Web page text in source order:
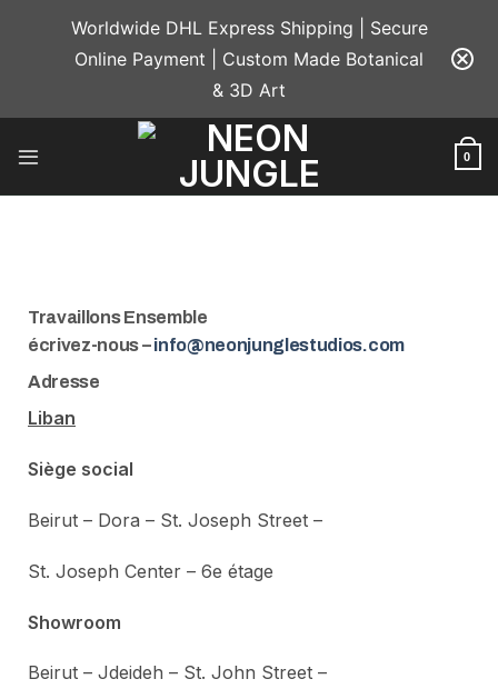
Worldwide DHL Express Shipping | Secure
Online Payment | Custom Made Botanical
& 3D Art
0
Travaillons Ensemble
écrivez-nous –info@neonjunglestudios.com
Adresse
Liban
Siège social
Beirut – Dora – St. Joseph Street –
St. Joseph Center – 6e étage
Showroom
Beirut – Jdeideh – St. John Street –